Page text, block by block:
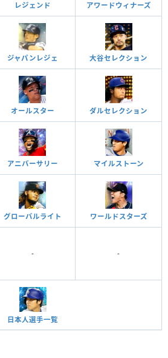
レジェンド アワードウィナーズ
ジャパンレジェ 大谷セレクション
オールスター ダルセレクション
アニバーサリー マイルストーン
グローバルライト ワールドスターズ
- -
日本人選手一覧